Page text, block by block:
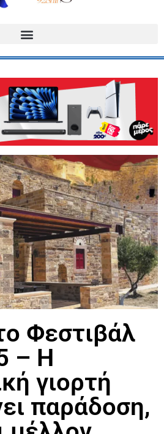
Φεστιβάλ
– Η
γιορτή
παράδοση,